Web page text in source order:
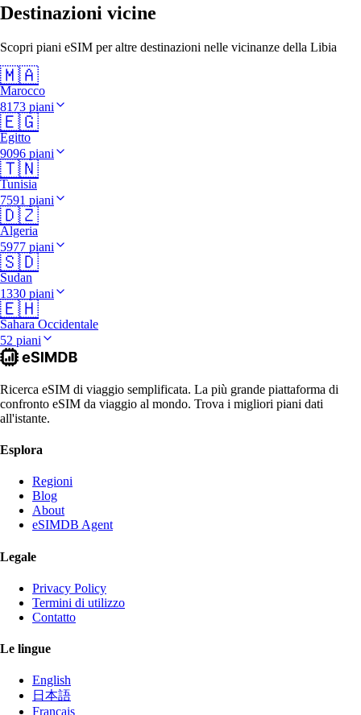
Destinazioni vicine
Scopri piani eSIM per altre destinazioni nelle vicinanze della Libia
🇲🇦
Marocco
8173 piani
🇪🇬
Egitto
9096 piani
🇹🇳
Tunisia
7591 piani
🇩🇿
Algeria
5977 piani
🇸🇩
Sudan
1330 piani
🇪🇭
Sahara Occidentale
52 piani
Ricerca eSIM di viaggio semplificata. La più grande piattaforma di
confronto eSIM da viaggio al mondo. Trova i migliori piani dati
all'istante.
Esplora
Regioni
Blog
About
eSIMDB Agent
Legale
Privacy Policy
Termini di utilizzo
Contatto
Le lingue
English
日本語
Français